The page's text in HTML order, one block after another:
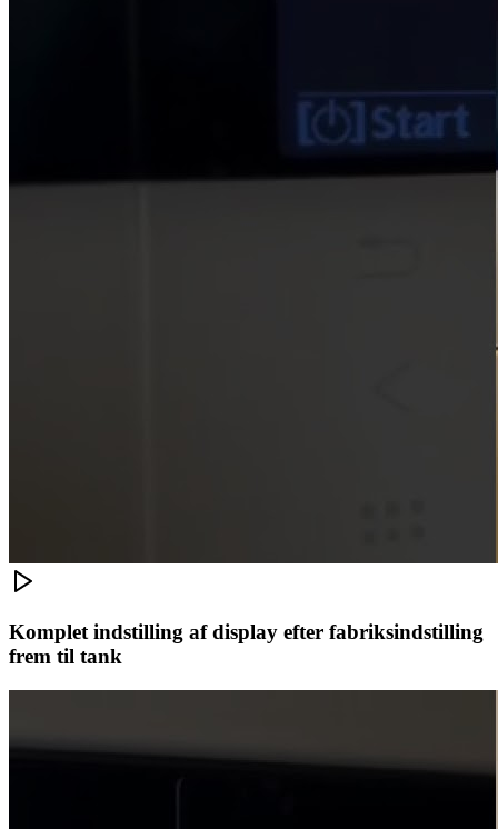
Komplet indstilling af display efter fabriksindstilling
frem til tank